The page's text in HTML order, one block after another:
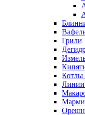
Грили
Котлы
Линии